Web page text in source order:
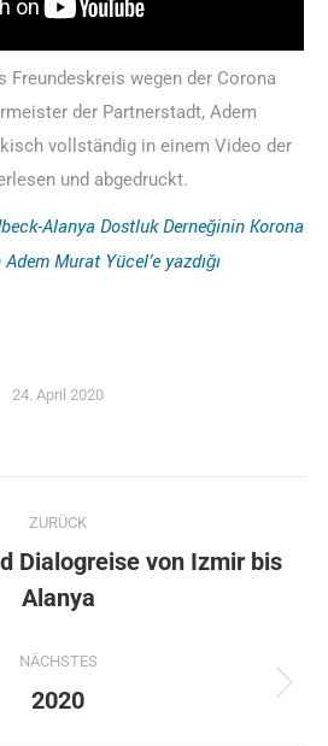
Freundeskreis wegen der Corona
der Partnerstadt, Adem
vollständig in einem Video der
und abgedruckt.
Alanya Dostluk Derneğinin Korona
Murat Yücel’e yazdığı
24. April 2020
ZURÜCK
Vorheriges
Album:
Dialogreise von Izmir bis
Alanya
NÄCHSTES
Nächstes
2020